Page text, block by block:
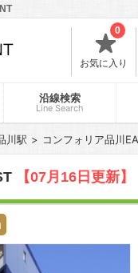
お気に入り
0
沿線検索
Line Search
川駅 コンフォリア品川
【07月16日更新】